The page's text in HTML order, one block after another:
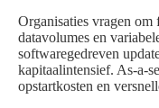
Organisaties vragen om
datavolumes en
softwaregedreven
kapitaalintensief. As-a-
opstartkosten en